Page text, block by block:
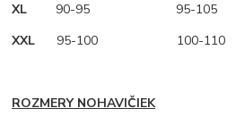
XL 90-95 95-105
XXL 95-100 100-110
ROZMERY NOHAVIČIEK